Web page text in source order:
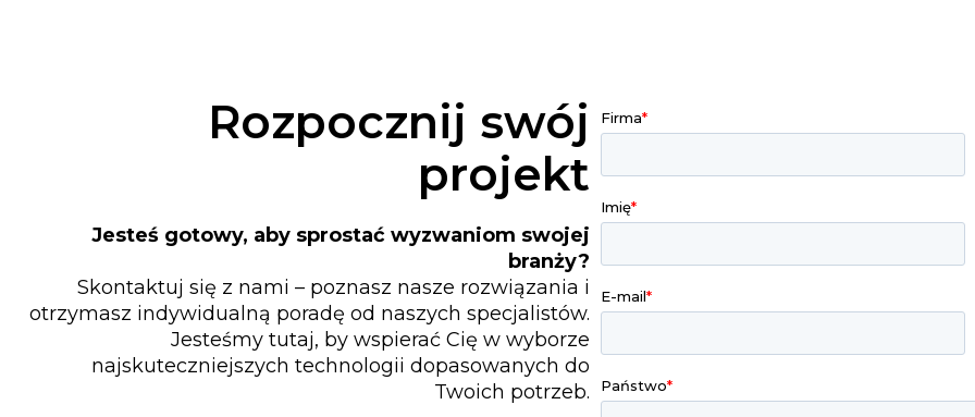
Rozpocznij swój
projekt
Jesteś gotowy, aby sprostać wyzwaniom swojej
branży?
Skontaktuj się z nami – poznasz nasze rozwiązania i
otrzymasz indywidualną poradę od naszych specjalistów.
Jesteśmy tutaj, by wspierać Cię w wyborze
najskuteczniejszych technologii dopasowanych do
Twoich potrzeb.